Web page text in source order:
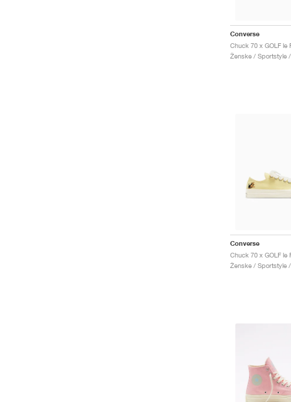
Converse
Ženske / Sportstyle
Converse
Ženske / Sportstyle